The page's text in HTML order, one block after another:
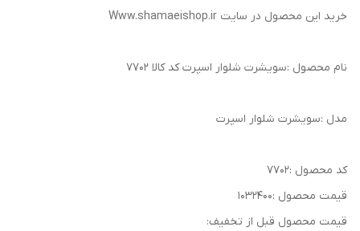
خرید این محصول در سایت Www.shamaeishop.ir
نام محصول :سویشرت شلوار اسپرت کد کالا ۷۷۰۲
مدل :سویشرت شلوار اسپرت
کد محصول :۷۷۰۲
قیمت محصول :۱۰۳۲۴۰۰
قیمت محصول قبل از تخفیف: